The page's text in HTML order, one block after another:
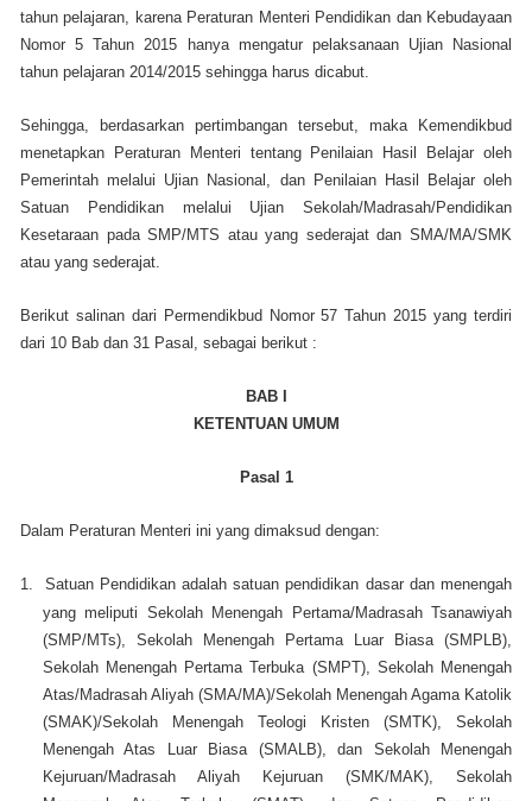
tahun pelajaran, karena Peraturan Menteri Pendidikan dan Kebudayaan
Nomor 5 Tahun 2015 hanya mengatur pelaksanaan Ujian Nasional
tahun pelajaran 2014/2015 sehingga harus dicabut.
Sehingga, berdasarkan pertimbangan tersebut, maka Kemendikbud
menetapkan Peraturan Menteri tentang Penilaian Hasil Belajar oleh
Pemerintah melalui Ujian Nasional, dan Penilaian Hasil Belajar oleh
Satuan Pendidikan melalui Ujian Sekolah/Madrasah/Pendidikan
Kesetaraan pada SMP/MTS atau yang sederajat dan SMA/MA/SMK
atau yang sederajat.
Berikut salinan dari Permendikbud Nomor 57 Tahun 2015 yang terdiri
dari 10 Bab dan 31 Pasal, sebagai berikut :
BAB I
KETENTUAN UMUM
Pasal 1
Dalam Peraturan Menteri ini yang dimaksud dengan:
1.
Satuan Pendidikan adalah satuan pendidikan dasar dan menengah
yang meliputi Sekolah Menengah Pertama/Madrasah Tsanawiyah
(SMP/MTs), Sekolah Menengah Pertama Luar Biasa (SMPLB),
Sekolah Menengah Pertama Terbuka (SMPT), Sekolah Menengah
Atas/Madrasah Aliyah (SMA/MA)/Sekolah Menengah Agama Katolik
(SMAK)/Sekolah Menengah Teologi Kristen (SMTK), Sekolah
Menengah Atas Luar Biasa (SMALB), dan Sekolah Menengah
Kejuruan/Madrasah Aliyah Kejuruan (SMK/MAK), Sekolah